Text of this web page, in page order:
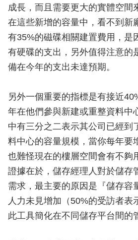
成長，而且需要更大的實體空間
在這些新增的容量中，看不到新
有35%的磁碟相關建置費用，是
有硬碟的支出，另外值得注意的
備在今年的支出未達預期。
另外一個重要的指標是有接近
年在他們參與新建或重整資料中
中有三分之二表示其公司已經到
料中心的容量規模，當你每年要
也難怪現在的樓層空間會有不夠
證據在於，儲存經理人對於儲存
需求，最主要的原因是『儲存容
人力未見增加（50%的受訪者表
此工具簡化在不同儲存平台間的